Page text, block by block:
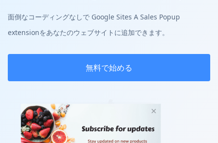
面倒なコーディングなしで Google Sites A Sales Popup
extensionをあなたのウェブサイトに追加できます。
無料で始める